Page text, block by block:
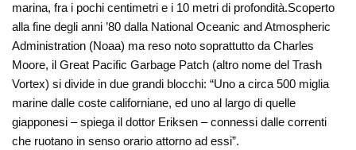
marina, fra i pochi centimetri e i 10 metri di profondità.Scoperto
alla fine degli anni ’80 dalla National Oceanic and Atmospheric
Administration (Noaa) ma reso noto soprattutto da Charles
Moore, il Great Pacific Garbage Patch (altro nome del Trash
Vortex) si divide in due grandi blocchi: “Uno a circa 500 miglia
marine dalle coste californiane, ed uno al largo di quelle
giapponesi – spiega il dottor Eriksen – connessi dalle correnti
che ruotano in senso orario attorno ad essi”.